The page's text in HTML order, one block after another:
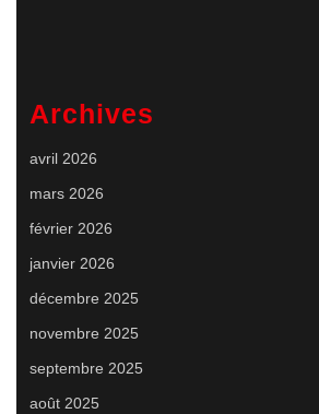
Archives
avril 2026
mars 2026
février 2026
janvier 2026
décembre 2025
novembre 2025
septembre 2025
août 2025